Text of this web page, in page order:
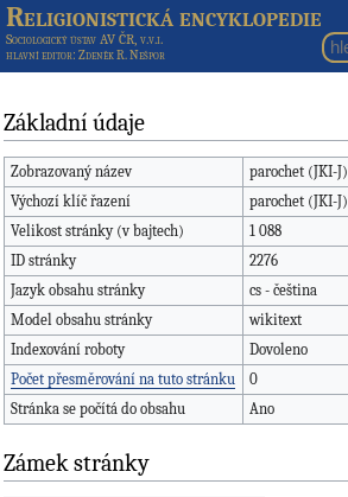
Religionistická encyklopedie
Sociologický ústav AV ČR, v.v.i.
hlavní editor: Zdeněk R. Nešpor
Základní údaje
Zobrazovaný název
parochet (JKI-J)
Výchozí klíč řazení
parochet (JKI-J)
Velikost stránky (v bajtech)
1 088
ID stránky
2276
Jazyk obsahu stránky
cs - čeština
Model obsahu stránky
wikitext
Indexování roboty
Dovoleno
Počet přesměrování na tuto stránku
0
Stránka se počítá do obsahu
Ano
Zámek stránky